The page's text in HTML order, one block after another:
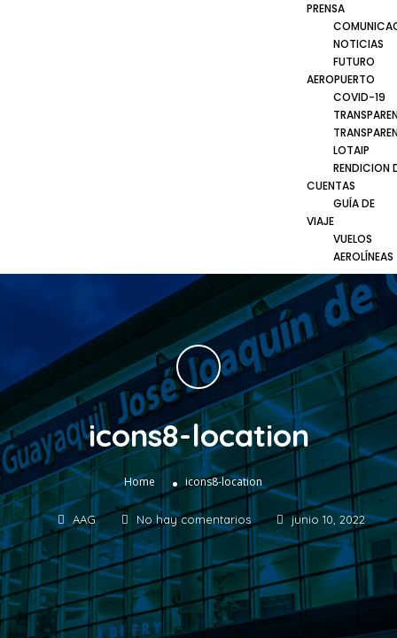
PRENSA
NOTICIAS
FUTURO
AEROPUERTO
COVID-19
LOTAIP
RENDICION
CUENTAS
GUÍA DE
VIAJE
VUELOS
AEROLÍNEAS
icons8-location
Home » icons8-location
AAG No hay comentarios junio 10, 2022